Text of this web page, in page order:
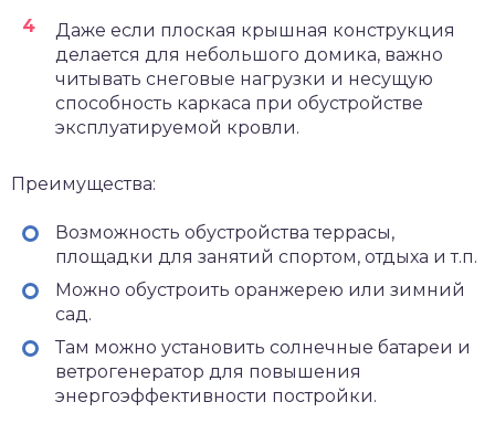
Даже если плоская крышная конструкция
делается для небольшого домика, важно
читывать снеговые нагрузки и несущую
способность каркаса при обустройстве
эксплуатируемой кровли.
Преимущества:
Возможность обустройства террасы,
площадки для занятий спортом, отдыха и т.п.
Можно обустроить оранжерею или зимний
сад.
Там можно установить солнечные батареи и
ветрогенератор для повышения
энергоэффективности постройки.